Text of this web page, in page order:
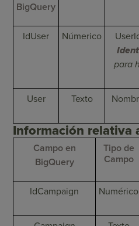
BigQuery
IdUser Númerico
I
para
User
Texto
Información relativa
Campo en
BigQuery
Tipo de
Campo
IdCampaign Numérico